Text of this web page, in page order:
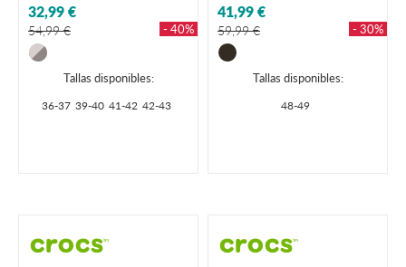
32,99 €
54,99 € - 40%
Tallas disponibles:
36-37 39-40 41-42 42-43
41,99 €
59,99 € - 30%
Tallas disponibles:
48-49